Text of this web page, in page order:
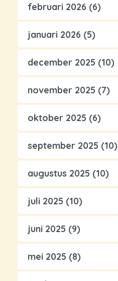
februari 2026 (6)
januari 2026 (5)
december 2025 (10)
november 2025 (7)
oktober 2025 (6)
september 2025 (10)
augustus 2025 (10)
juli 2025 (10)
juni 2025 (9)
mei 2025 (8)